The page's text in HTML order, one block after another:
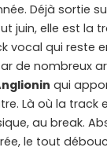
Déjà sortie
juin, elle est la
vocal qui reste
de nombreux
qui
Là où la track
au break.
le tout